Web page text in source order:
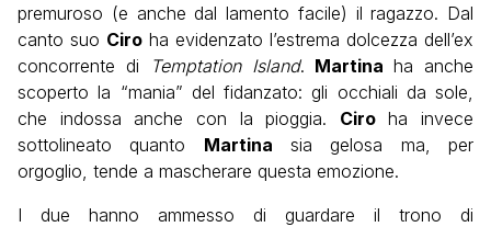
premuroso (e anche dal lamento facile) il ragazzo. Dal
canto suo Ciro ha evidenzato l’estrema dolcezza dell’ex
concorrente di
Temptation Island. Martinaha anche
scoperto la “mania” del fidanzato: gli occhiali da sole,
che indossa anche con la pioggia. Ciroha invece
sottolineato quanto Martina sia gelosa ma, per
orgoglio, tende a mascherare questa emozione.
I due hanno ammesso di guardare il trono di